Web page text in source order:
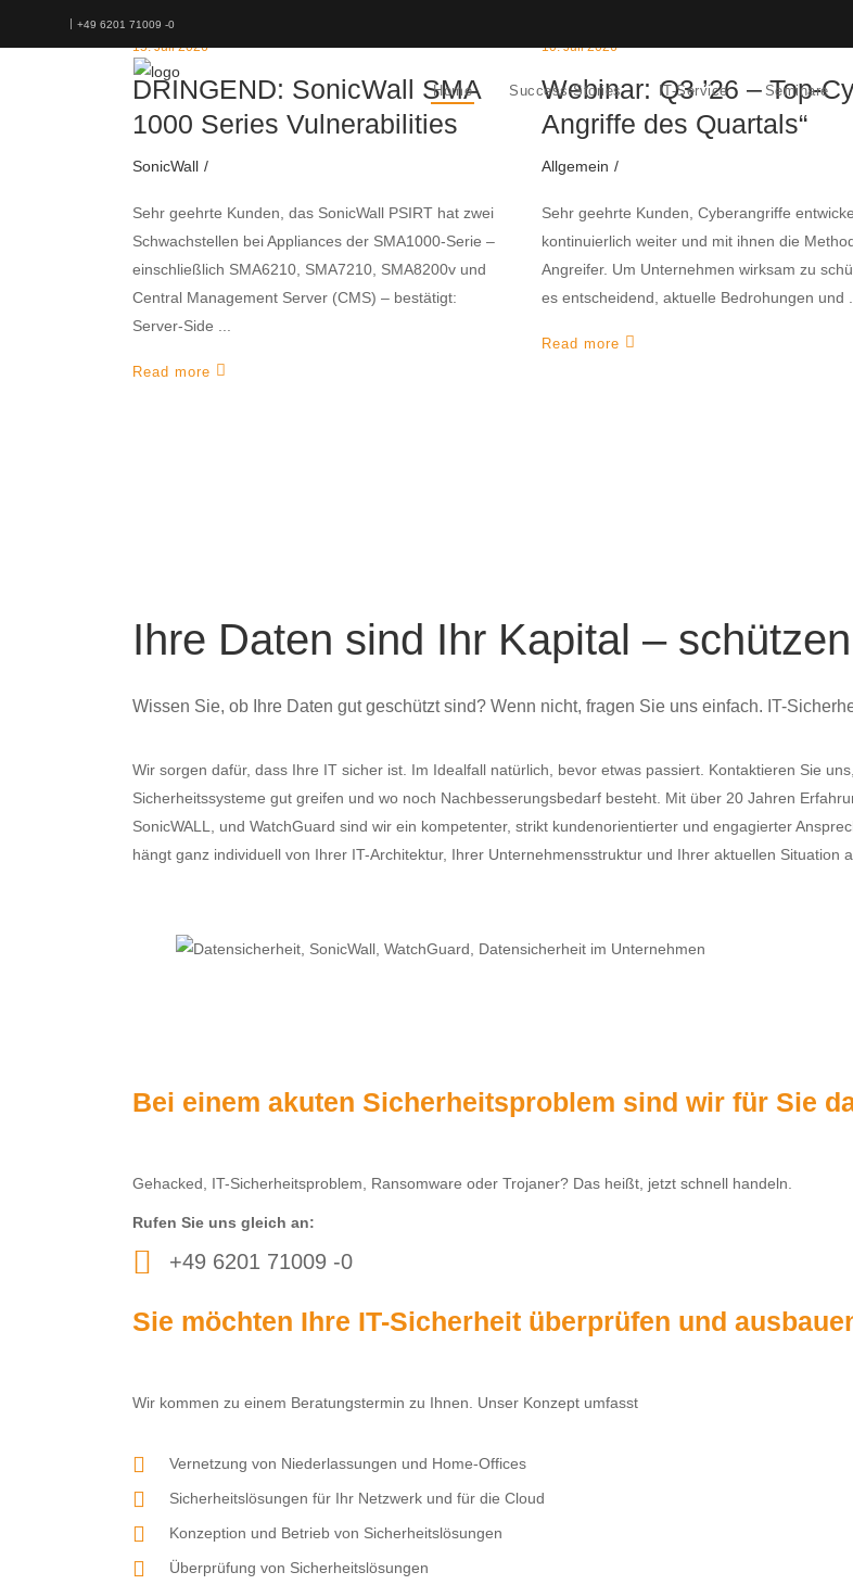
+49 6201 71009 -0
Home Success-Stories IT-Service Seminare
15. Juli 2026
DRINGEND: SonicWall SMA
1000 Series Vulnerabilities
SonicWall
Sehr geehrte Kunden, das SonicWall PSIRT hat zwei
Schwachstellen bei Appliances der SMA1000-Serie –
einschließlich SMA6210, SMA7210, SMA8200v und
Central Management Server (CMS) – bestätigt:
Server-Side
Read more
10. Juli 2026
Webinar: Q3 ’26 – Top-
Angriffe des Quartals“
Allgemein
Sehr geehrte Kunden, Cyberangriffe
kontinuierlich weiter und mit ihnen die
Angreifer. Um Unternehmen wirksam zu
es entscheidend, aktuelle Bedrohungen und
Read more
Ihre Daten sind Ihr Kapital –
Wissen Sie, ob Ihre Daten gut geschützt sind? Wenn nicht, fragen Sie uns einfach. IT-
Wir sorgen dafür, dass Ihre IT sicher ist. Im Idealfall natürlich, bevor etwas passiert. Kontaktieren Sie
Sicherheitssysteme gut greifen und wo noch Nachbesserungsbedarf besteht. Mit über 20 Jahren
SonicWALL, und WatchGuard sind wir ein kompetenter, strikt kundenorientierter und engagierter
hängt ganz individuell von Ihrer IT-Architektur, Ihrer Unternehmensstruktur und Ihrer aktuellen Situation
Bei einem akuten Sicherheitsproblem sind wir für Sie
Gehacked, IT-Sicherheitsproblem, Ransomware oder Trojaner? Das heißt, jetzt schnell handeln.
Rufen Sie uns gleich an:
+49 6201 71009 -0
Sie möchten Ihre IT-Sicherheit überprüfen und
Wir kommen zu einem Beratungstermin zu Ihnen. Unser Konzept umfasst
Vernetzung von Niederlassungen und Home-Offices
Sicherheitslösungen für Ihr Netzwerk und für die Cloud
Konzeption und Betrieb von Sicherheitslösungen
Überprüfung von Sicherheitslösungen